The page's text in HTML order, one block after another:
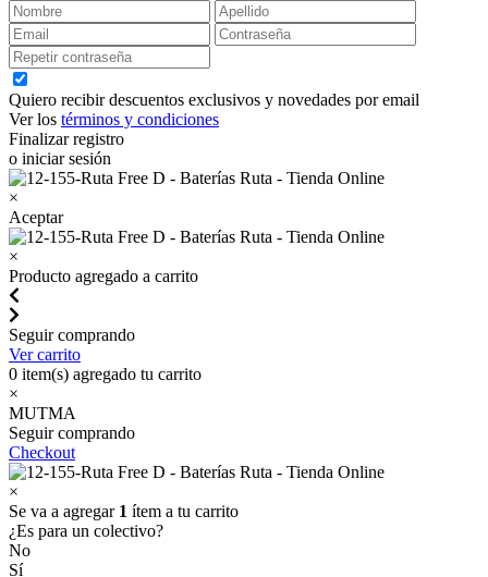
Quiero recibir descuentos exclusivos y novedades por email
Ver los términos y condiciones
Finalizar registro
o iniciar sesión
×
Aceptar
×
Producto agregado a carrito
Seguir comprando
Ver carrito
0 item(s) agregado tu carrito
×
MUTMA
Seguir comprando
Checkout
×
Se va a agregar 1 ítem a tu carrito
¿Es para un colectivo?
No
Sí